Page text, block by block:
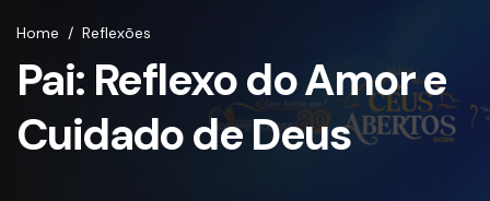
Home / Reflexões
Pai: Reflexo do Amor e
Cuidado de Deus